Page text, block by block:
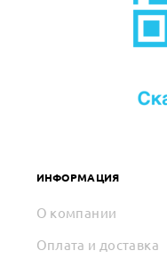
ИНФОРМАЦИЯ
О компании
Оплата и доставка